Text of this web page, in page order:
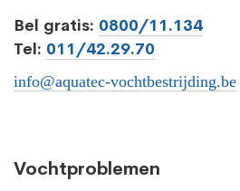
Bel gratis: 0800/11.134
Tel: 011/42.29.70
info@aquatec-vochtbestrijding.be
Vochtproblemen